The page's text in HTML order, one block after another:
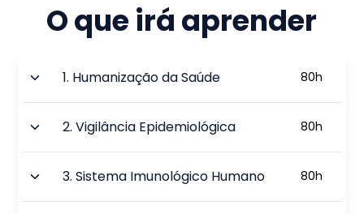
O que irá aprender
1. Humanização da Saúde 80h
2.Vigilância Epidemiológica 80h
3.Sistema Imunológico Humano 80h